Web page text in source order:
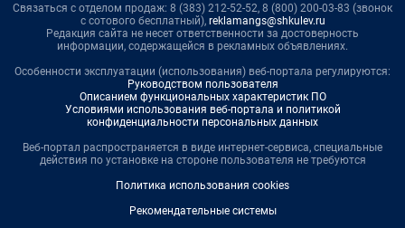
Связаться с отделом продаж: 8 (383) 212-52-52, 8 (800) 200-03-83 (звонок
с сотового бесплатный), reklamangs@shkulev.ru
Редакция сайта не несет ответственности за достоверность
информации, содержащейся в рекламных объявлениях.
Особенности эксплуатации (использования) веб-портала регулируются:
Руководством пользователя
Описанием функциональных характеристик ПО
Условиями использования веб-портала и политикой
конфиденциальности персональных данных
Веб-портал распространяется в виде интернет-сервиса, специальные
действия по установке на стороне пользователя не требуются
Политика использования cookies
Рекомендательные системы